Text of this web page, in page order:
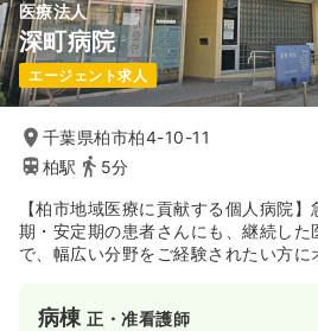
日勤のみ（パート）
給与 時給1,450〜1,750円
時間 8:30～17:00
日祝休み
気になる
医療法人
深町病院
エージェント求人
千葉県柏市柏4-10-11
柏駅
5分
【柏市地域医療に貢献する個人病院
期・安定期の患者さんにも、継続した
で、幅広い分野をご経験されたい方に
病棟正・准看護師